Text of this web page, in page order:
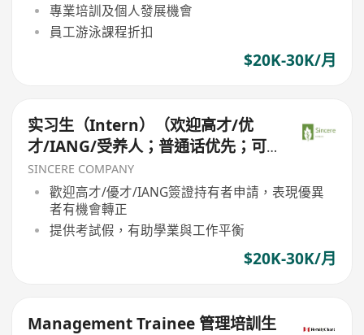
專業培訓及個人發展機會
員工游泳課程折扣
$20K-30K/月
实习生（Intern）（欢迎高才/优
才/IANG/受养人；普通话优先；可
转正/续签）
SINCERE COMPANY
歡迎高才/優才/IANG簽證持有者申請，表現優異
者有機會轉正
提供考試假，有助學業與工作平衡
$20K-30K/月
Management Trainee 管理培訓生